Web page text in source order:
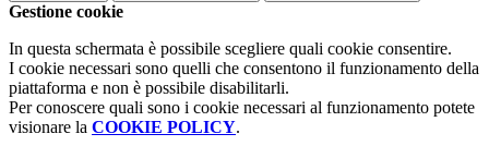
Gestione cookie
In questa schermata è possibile scegliere quali cookie consentire.
I cookie necessari sono quelli che consentono il funzionamento della
piattaforma e non è possibile disabilitarli.
Per conoscere quali sono i cookie necessari al funzionamento potete
visionare la COOKIE POLICY.